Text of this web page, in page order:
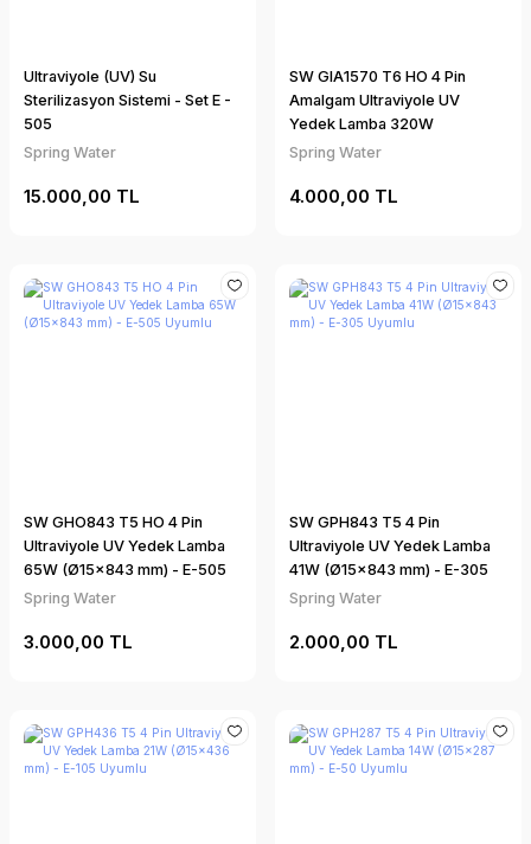
Ultraviyole (UV) Su
Sterilizasyon Sistemi - Set E -
505
Spring Water
15.000,00 TL
SW GIA1570 T6 HO 4 Pin
Amalgam Ultraviyole UV
Yedek Lamba 320W
(Ø19×1554 mm) - EA-300
Spring Water
4.000,00 TL
SW GHO843 T5 HO 4 Pin
Ultraviyole UV Yedek Lamba
65W (Ø15×843 mm) - E-505
Uyumlu
Spring Water
3.000,00 TL
SW GPH843 T5 4 Pin
Ultraviyole UV Yedek Lamba
41W (Ø15×843 mm) - E-305
Uyumlu
Spring Water
2.000,00 TL